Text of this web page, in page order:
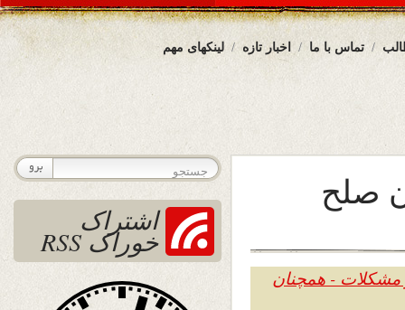
لینکهای مهم اخبار تازه تماس با ما
صلح
- همچنان
اشتراک
خوراک RSS